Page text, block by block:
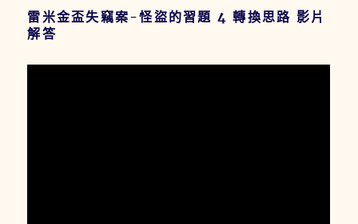
雷米金盃失竊案-怪盜的習題 4 轉換思路 影片
解答